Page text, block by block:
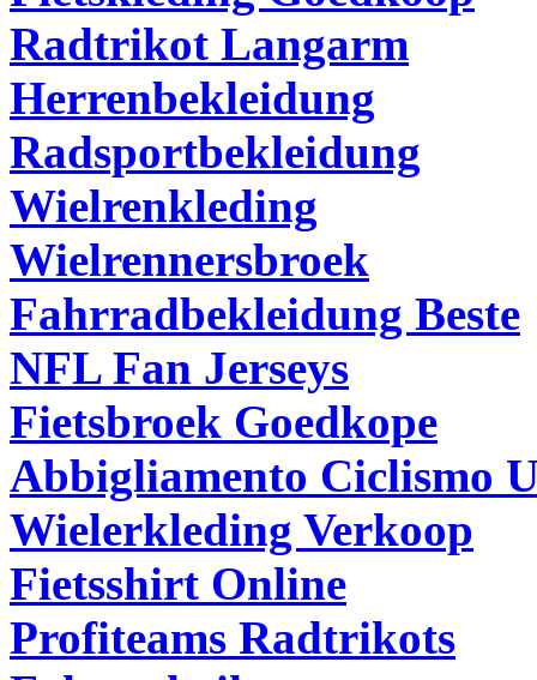
Radtrikot Langarm
Herrenbekleidung
Radsportbekleidung
Wielrenkleding
Wielrennersbroek
Fahrradbekleidung Beste
NFL Fan Jerseys
Fietsbroek Goedkope
Abbigliamento Ciclismo
Wielerkleding Verkoop
Fietsshirt Online
Profiteams Radtrikots